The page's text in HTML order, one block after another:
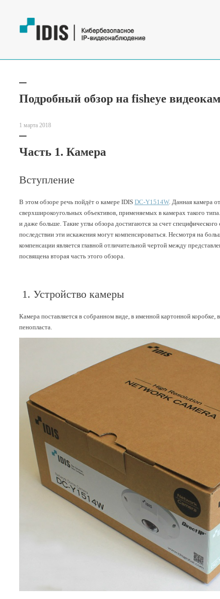
Подробный обзор на fisheye
1 марта 2018
Часть 1. Камера
Вступление
В этом обзоре речь пойдёт о камере IDIS DC-Y1514W. Данная камера
сверхширокоугольных объективов, применяемых в камерах такого
и даже больше. Такие углы обзора достигаются за счет
последствии эти искажения могут компенсироваться. Несмотря на
компенсации является главной отличительной чертой между
посвящена вторая часть этого обзора.
1. Устройство камеры
Камера поставляется в собранном виде, в именной картонной
пенопласта.